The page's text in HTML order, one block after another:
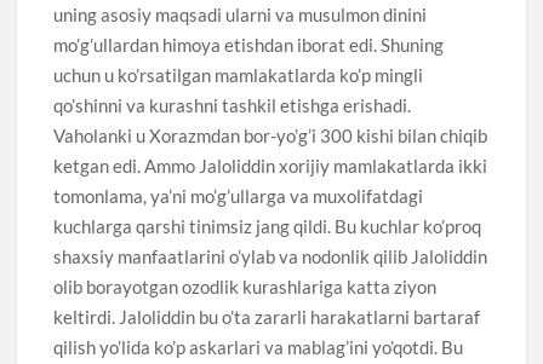
uning asosiy maqsadi ularni va musulmon dinini
mo’g’ullardan himoya etishdan iborat edi. Shuning
uchun u ko’rsatilgan mamlakatlarda ko’p mingli
qo’shinni va kurashni tashkil etishga erishadi.
Vaholanki u Xorazmdan bor-yo’g’i 300 kishi bilan chiqib
ketgan edi. Ammo Jaloliddin xorijiy mamlakatlarda ikki
tomonlama, ya’ni mo’g’ullarga va muxolifatdagi
kuchlarga qarshi tinimsiz jang qildi. Bu kuchlar ko’proq
shaxsiy manfaatlarini o’ylab va nodonlik qilib Jaloliddin
olib borayotgan ozodlik kurashlariga katta ziyon
keltirdi. Jaloliddin bu o’ta zararli harakatlarni bartaraf
qilish yo’lida ko’p askarlari va mablag’ini yo’qotdi. Bu